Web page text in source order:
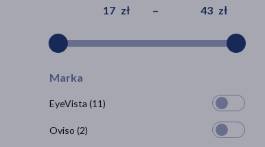
zł – zł
Marka
EyeVista (11)
Oviso (2)